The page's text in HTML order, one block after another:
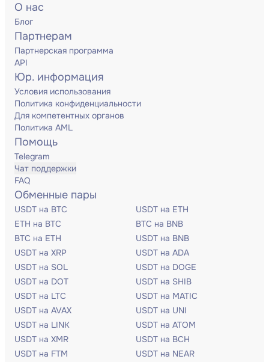
О нас
Блог
Партнерам
Партнерская программа
API
Юр. информация
Условия использования
Политика конфиденциальности
Для компетентных органов
Политика AML
Помощь
Telegram
Чат поддержки
FAQ
Обменные пары
USDT на BTC
USDT на ETH
ETH на BTC
BTC на BNB
BTC на ETH
USDT на BNB
USDT на XRP
USDT на ADA
USDT на SOL
USDT на DOGE
USDT на DOT
USDT на SHIB
USDT на LTC
USDT на MATIC
USDT на AVAX
USDT на UNI
USDT на LINK
USDT на ATOM
USDT на XMR
USDT на BCH
USDT на FTM
USDT на NEAR